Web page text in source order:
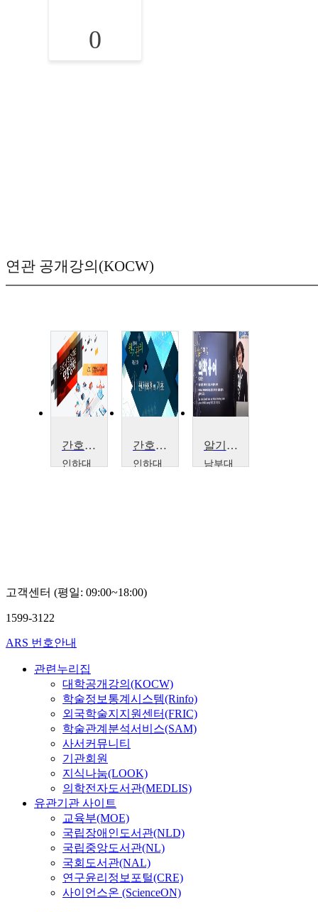
0
연관 공개강의(KOCW)
간호사 창업관리 역량강화
인하대
간호사 원가관리 역량강화
인하대
알기 쉽게 풀어보는 간호의학용어(알아야 할 의학용어)
남부대
고객센터 (평일: 09:00~18:00)
1599-3122
ARS 번호안내
관련누리집
대학공개강의(KOCW)
학술정보통계시스템(Rinfo)
외국학술지지원센터(FRIC)
학술관계분석서비스(SAM)
사서커뮤니티
기관회원
지식나눔(LOOK)
의학전자도서관(MEDLIS)
유관기관 사이트
교육부(MOE)
국립장애인도서관(NLD)
국립중앙도서관(NL)
국회도서관(NAL)
연구윤리정보포털(CRE)
사이언스온 (ScienceON)